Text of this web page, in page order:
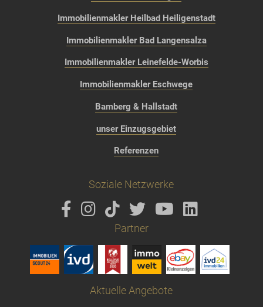
Immobilienmakler Heilbad Heiligenstadt
Immobilienmakler Bad Langensalza
Immobilienmakler Leinefelde-Worbis
Immobilienmakler Eschwege
Bamberg & Hallstadt
unser Einzugsgebiet
Referenzen
Soziale Netzwerke
Partner
Aktuelle Angebote